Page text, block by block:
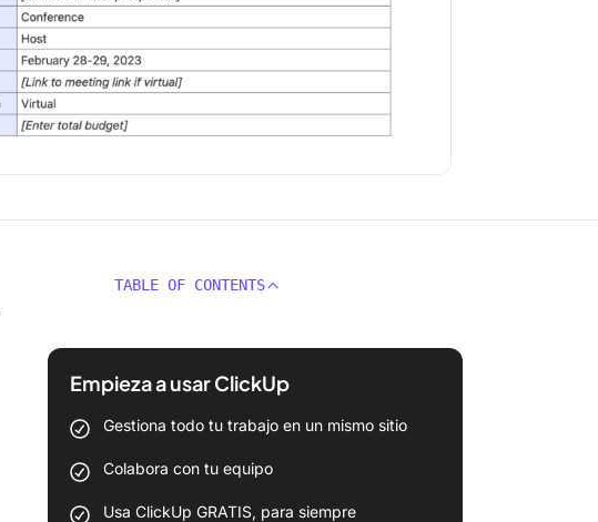
TABLE OF CONTENTS
Empieza a usar ClickUp
Gestiona todo tu trabajo en un mismo sitio
Colabora con tu equipo
Usa ClickUp GRATIS, para siempre